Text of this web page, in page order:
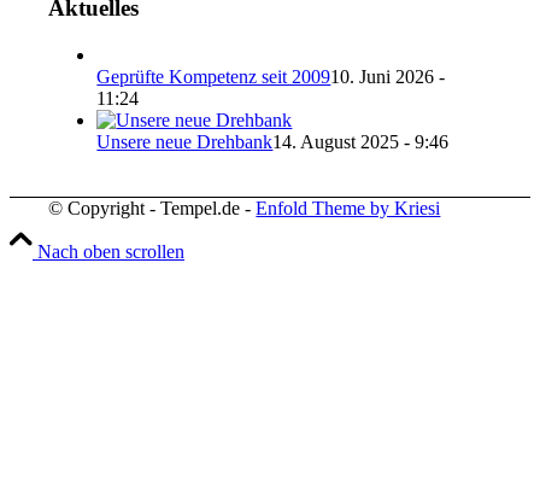
Aktuelles
Geprüfte Kompetenz seit 200910. Juni 2026 -
11:24
Unsere neue Drehbank14. August 2025 - 9:46
© Copyright - Tempel.de -Enfold Theme by Kriesi
Nach oben scrollen